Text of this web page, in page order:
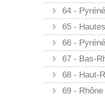
64 -
65 -
66 -
67 - Bas-
68 - Haut-
69 - Rhône